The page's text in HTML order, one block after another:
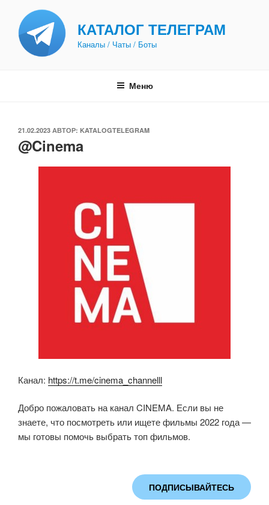
содержимому
КАТАЛОГ ТЕЛЕГРАМ
Каналы / Чаты / Боты
Меню
ОПУБЛИКОВАНО
21.02.2023 АВТОР: KATALOGTELEGRAM
@Cinema
Канал: https://t.me/cinema_channelll
Добро пожаловать на канал CINEMA. Если вы не
знаете, что посмотреть или ищете фильмы 2022 года —
мы готовы помочь выбрать топ фильмов.
ПОДПИСЫВАЙТЕСЬ